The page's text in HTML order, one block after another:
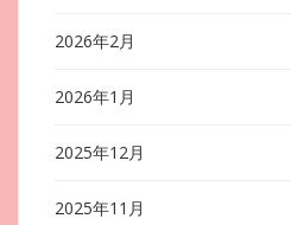
2026年2月
2026年1月
2025年12月
2025年11月